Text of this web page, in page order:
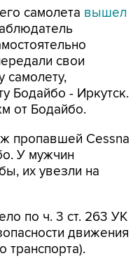
самолета вышел
свои
самолету,
Бодайбо - Иркутск.
от Бодайбо.
пропавшей Cessna
У мужчин
их увезли на
по ч. 3 ст. 263 УК
движения
транспорта).